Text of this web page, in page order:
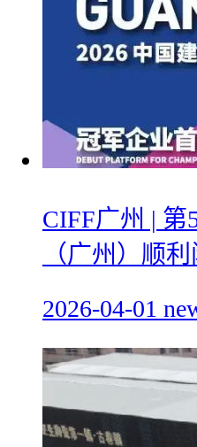
CIFF广州 | 第
（广州）顺利
2026-04-01